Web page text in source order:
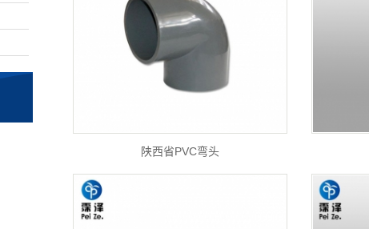
陕西省PVC弯头